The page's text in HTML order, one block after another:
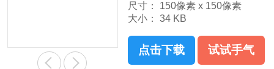
尺寸：
150像素 x 150像素
大小：
34 KB
点击下载 试试手气